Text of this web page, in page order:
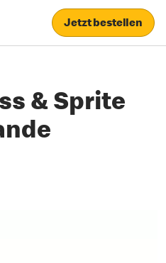
Jetzt bestellen
& Sprite